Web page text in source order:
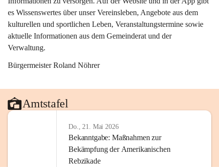
es Wissenswertes über unser Vereinsleben, Angebote aus dem
kulturellen und sportlichen Leben, Veranstaltungstermine sowie
aktuelle Informationen aus dem Gemeinderat und der
Verwaltung.
Bürgermeister Roland Nöhrer
Amtstafel
Do., 21. Mai 2026
Bekanntgabe: Maßnahmen zur
Bekämpfung der Amerikanischen
Rebzikade